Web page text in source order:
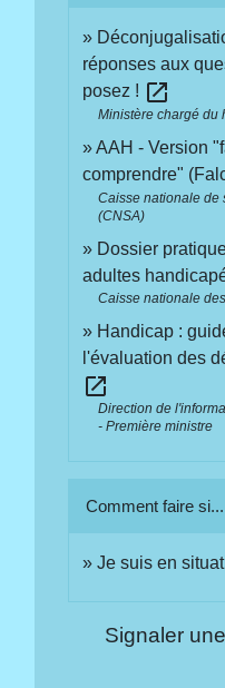
réponses aux
posez ! open_in_new
Ministère chargé du
AAH - Version
comprendre"
Caisse nationale de
(CNSA)
Dossier
adultes
Caisse nationale
Handicap :
l'évaluation des
open_in_new
Direction de
- Première ministre
Comment faire si...
Je suis en
Signaler